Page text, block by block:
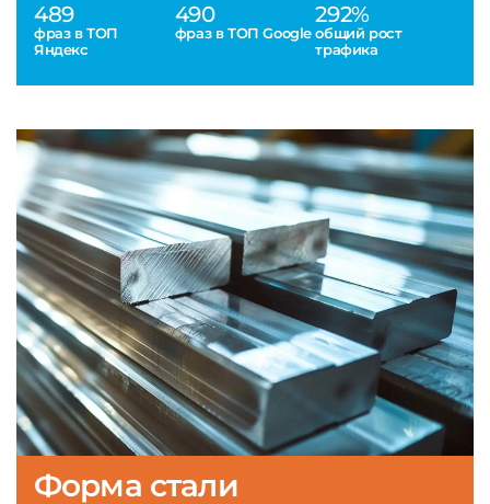
489
фраз в ТОП
Яндекс
490
фраз в ТОП Google
292%
общий рост
трафика
Форма стали